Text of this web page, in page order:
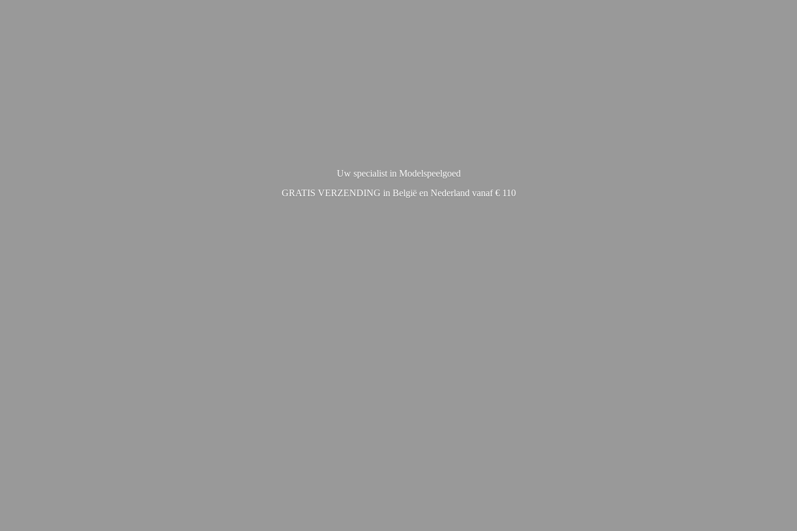
Uw specialist in Modelspeelgoed
GRATIS VERZENDING in België en Nederland vanaf € 110